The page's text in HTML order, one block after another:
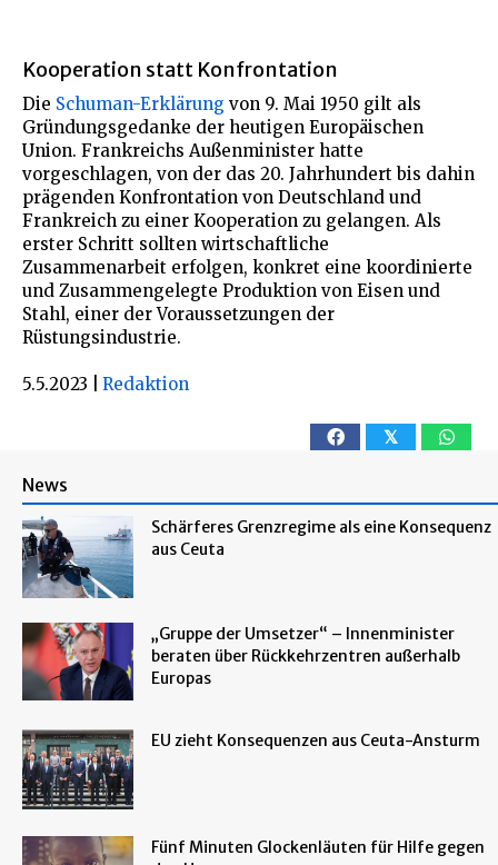
Kooperation statt Konfrontation
Die Schuman-Erklärung von 9. Mai 1950 gilt als
Gründungsgedanke der heutigen Europäischen
Union. Frankreichs Außenminister hatte
vorgeschlagen, von der das 20. Jahrhundert bis dahin
prägenden Konfrontation von Deutschland und
Frankreich zu einer Kooperation zu gelangen. Als
erster Schritt sollten wirtschaftliche
Zusammenarbeit erfolgen, konkret eine koordinierte
und Zusammengelegte Produktion von Eisen und
Stahl, einer der Voraussetzungen der
Rüstungsindustrie.
5.5.2023 Redaktion
𝕏
News
Schärferes Grenzregime als eine Konsequenz
aus Ceuta
„Gruppe der Umsetzer“ – Innenminister
beraten über Rückkehrzentren außerhalb
Europas
EU zieht Konsequenzen aus Ceuta-Ansturm
Fünf Minuten Glockenläuten für Hilfe gegen